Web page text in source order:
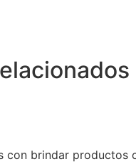
con brindar productos